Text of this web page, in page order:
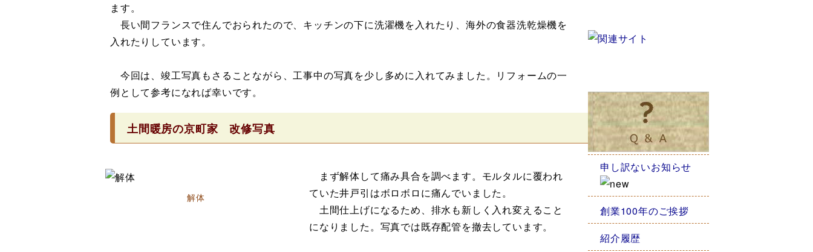
ます。
長い間フランスで住んでおられたので、キッチンの下に洗濯機を入れたり、海外の食器洗乾燥機を
入れたりしています。
今回は、竣工写真もさることながら、工事中の写真を少し多めに入れてみました。リフォームの一
例として参考になれば幸いです。
土間暖房の京町家 改修写真
解体
まず解体して痛み具合を調べます。モルタルに覆われ
ていた井戸引はボロボロに痛んでいました。
土間仕上げになるため、排水も新しく入れ変えること
になりました。写真では既存配管を撤去しています。
申し訳ないお知らせ
創業100年のご挨拶
紹介履歴